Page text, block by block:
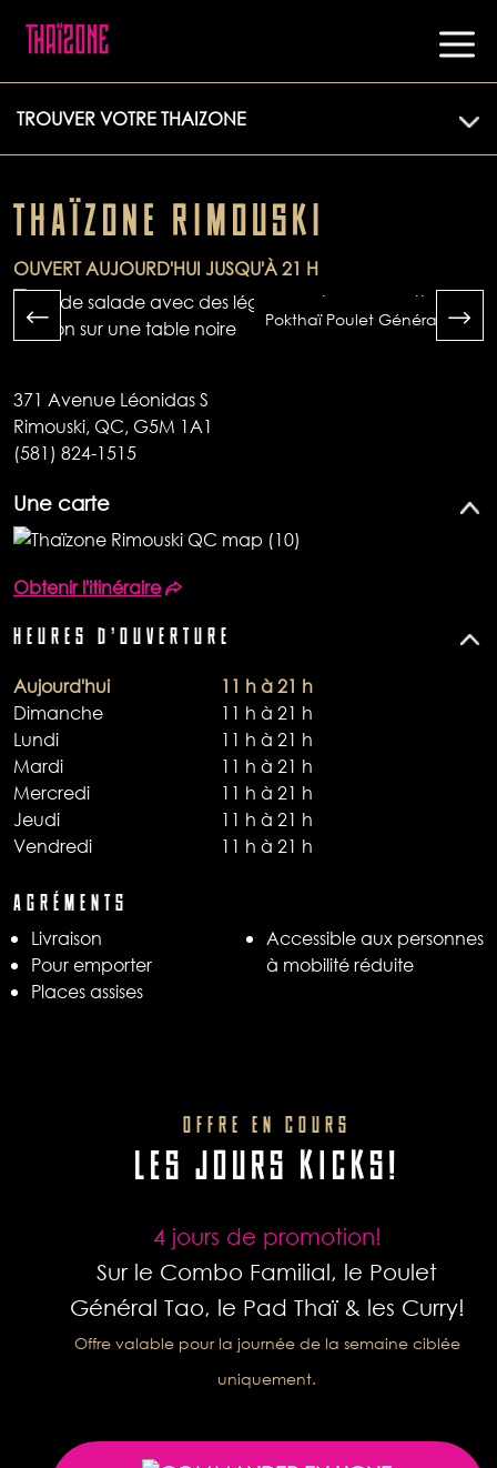
TROUVER VOTRE THAIZONE
THAÏZONE RIMOUSKI
OUVERT AUJOURD'HUI JUSQU'À 21 H
Pokthaï Poulet Général Tao
371 Avenue Léonidas S
Rimouski, QC, G5M 1A1
(581) 824-1515
Une carte
Obtenir l'itinéraire
HEURES D'OUVERTURE
Aujourd'hui
11 h à 21 h
Dimanche
11 h à 21 h
Lundi
11 h à 21 h
Mardi
11 h à 21 h
Mercredi
11 h à 21 h
Jeudi
11 h à 21 h
Vendredi
11 h à 21 h
AGRÉMENTS
Livraison​
Pour emporter​
Places assises
Accessible aux personnes
à mobilité réduite
OFFRE EN COURS
LES JOURS KICKS!
4 jours de promotion!
Sur le Combo Familial, le Poulet
Général Tao, le Pad Thaï & les Curry!
Offre valable pour la journée de la semaine ciblée
uniquement.